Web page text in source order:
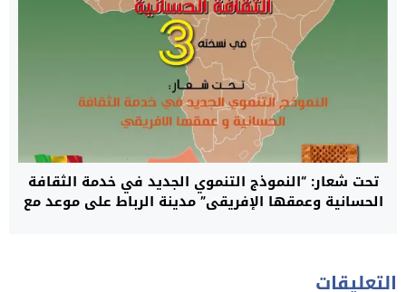
تحت شعار: “النموذج التنموي الجديد في خدمة الثقافة
الحسانية وعمقها الإفريقي” مدينة الرباط على موعد مع
التعليقات